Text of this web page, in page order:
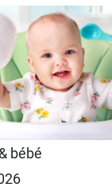
bébé